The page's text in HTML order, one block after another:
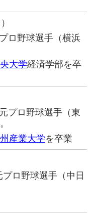
ロ野球選手（横浜
大学経済学部を卒
プロ野球選手（東
産業大学を卒業
ロ野球選手（中日